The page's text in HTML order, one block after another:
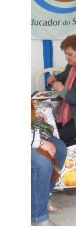
Fizemos
alguns
Mostraram-
pelos
os que
Comentário
feitos com
de lã e de
trabalhos tão
produtiva,
Ludgera